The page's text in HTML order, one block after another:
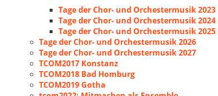
Tage der Chor- und Orchestermusik 2023
Tage der Chor- und Orchestermusik 2024
Tage der Chor- und Orchestermusik 2025
Tage der Chor- und Orchestermusik 2026
Tage der Chor- und Orchestermusik 2027
TCOM2017 Konstanz
TCOM2018 Bad Homburg
TCOM2019 Gotha